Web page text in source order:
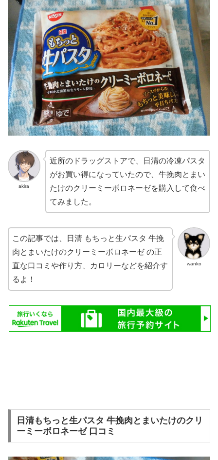
akira
近所のドラッグストアで、日清の冷凍パスタ
がお買い得になっていたので、牛挽肉とまい
たけのクリーミーボロネーゼを購入して食べ
てみました。
wanko
この記事では、日清 もちっと生パスタ 牛挽
肉とまいたけのクリーミーボロネーゼ の正
直な口コミや作り方、カロリーなどを紹介す
るよ！
日清もちっと生パスタ 牛挽肉とまいたけのクリ
ーミーボロネーゼ 口コミ